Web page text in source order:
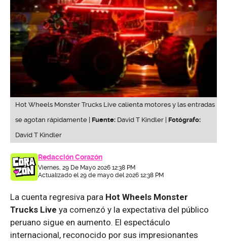
Hot Wheels Monster Trucks Live calienta motores y las entradas
se agotan rápidamente | Fuente: David T Kindler | Fotógrafo:
David T Kindler
Redacción Corazón
Viernes, 29 De Mayo 2026 12:38 PM
Actualizado el 29 de mayo del 2026 12:38 PM
La cuenta regresiva para Hot Wheels Monster
Trucks Live ya comenzó y la expectativa del público
peruano sigue en aumento. El espectáculo
internacional, reconocido por sus impresionantes